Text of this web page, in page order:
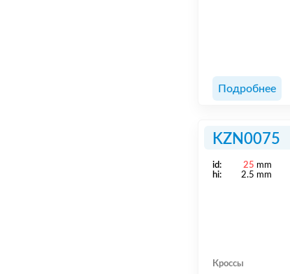
Подробнее
KZN0075
id: 25 mm
hi:
2.5 mm
Кроссы